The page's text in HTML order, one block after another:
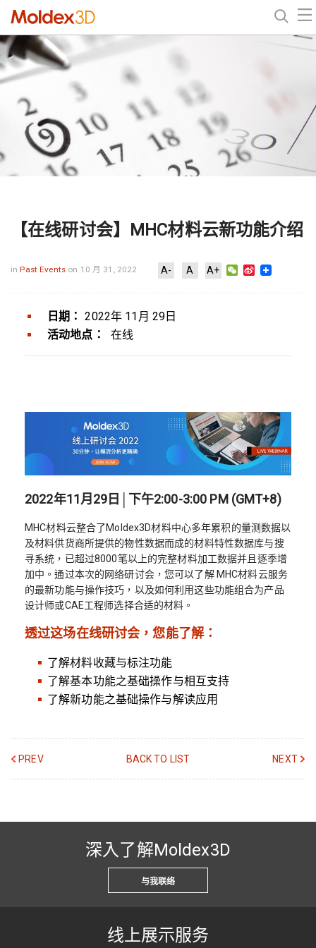
【在线研讨会】MHC材料云新功能介绍
inPast Events on 10 月 31, 2022 A- A A+ WeChat
Sina
日期：
2022年 11月 29日
活动地点：
在线
2022年11月29日│下午2:00-3:00 PM (GMT+8)
MHC材料云整合了Moldex3D材料中心多年累积的量测数据以
及材料供货商所提供的物性数据而成的材料特性数据库与搜
寻系统，已超过8000笔以上的完整材料加工数据并且逐季增
加中。通过本次的网络研讨会，您可以了解 MHC材料云服务
的最新功能与操作技巧，以及如何利用这些功能组合为产品
设计师或CAE工程师选择合适的材料。
透过这场在线研讨会，您能了解：
了解材料收藏与标注功能
了解基本功能之基础操作与相互支持
了解新功能之基础操作与解读应用
PREV BACK TO LIST NEXT
深入了解Moldex3D
与我联络
线上展示服务